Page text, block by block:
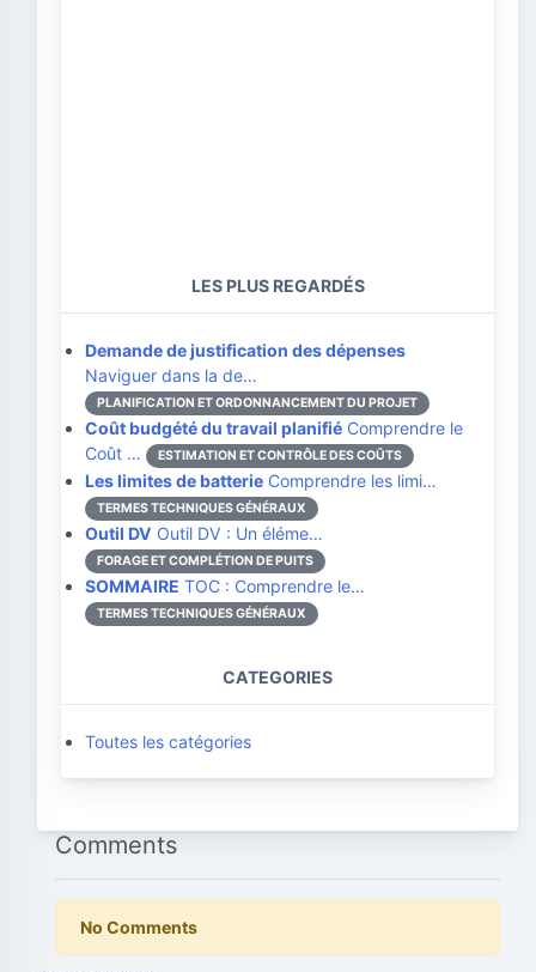
LES PLUS REGARDÉS
Demande de justification des dépenses
Naviguer dans la de…
PLANIFICATION ET ORDONNANCEMENT DU PROJET
Coût budgété du travail planifié Comprendre le
Coût …
ESTIMATION ET CONTRÔLE DES COÛTS
Les limites de batterie Comprendre les limi…
TERMES TECHNIQUES GÉNÉRAUX
Outil DV Outil DV : Un éléme…
FORAGE ET COMPLÉTION DE PUITS
SOMMAIRE TOC : Comprendre le…
TERMES TECHNIQUES GÉNÉRAUX
CATEGORIES
Toutes les catégories
Comments
No Comments